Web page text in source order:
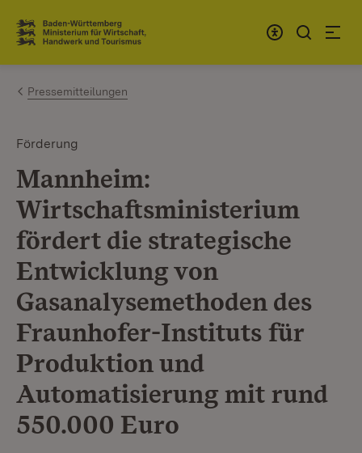
Zum Inhalt springen
Link zur Startseite
Pressemitteilungen
Förderung
Mannheim:
Wirtschaftsministerium
fördert die strategische
Entwicklung von
Gasanalysemethoden des
Fraunhofer-Instituts für
Produktion und
Automatisierung mit rund
550.000 Euro